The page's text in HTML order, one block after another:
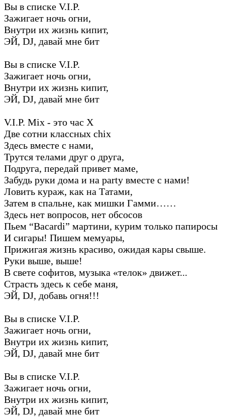
Вы в списке V.I.P.
Зажигает ночь огни,
Внутри их жизнь кипит,
ЭЙ, DJ, давай мне бит
Вы в списке V.I.P.
Зажигает ночь огни,
Внутри их жизнь кипит,
ЭЙ, DJ, давай мне бит
V.I.P. Mix - это час X
Две сотни классных chix
Здесь вместе с нами,
Трутся телами друг о друга,
Подруга, передай привет маме,
Забудь руки дома и на party вместе с нами!
Ловить кураж, как на Татами,
Затем в спальне, как мишки Гамми……
Здесь нет вопросов, нет обсосов
Пьем “Bacardi” мартини, курим только папиросы
И сигары! Пишем мемуары,
Прижигая жизнь красиво, ожидая кары свыше.
Руки выше, выше!
В свете софитов, музыка «телок» движет...
Страсть здесь к себе маня,
ЭЙ, DJ, добавь огня!!!
Вы в списке V.I.P.
Зажигает ночь огни,
Внутри их жизнь кипит,
ЭЙ, DJ, давай мне бит
Вы в списке V.I.P.
Зажигает ночь огни,
Внутри их жизнь кипит,
ЭЙ, DJ, давай мне бит